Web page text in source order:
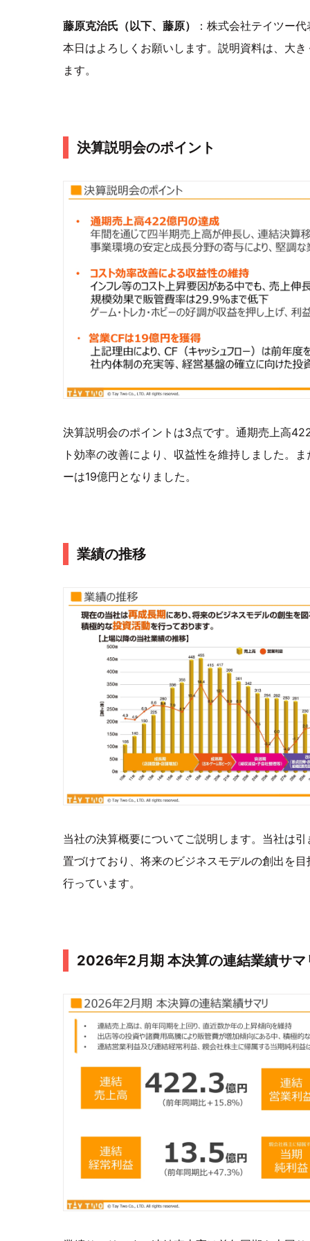
藤原克治氏（以下、藤原）
：株式会社テイツー
本日はよろしくお願いします。説明資料は、大
ます。
決算説明会のポイント
決算説明会のポイントは3点です。通期売上高
ト効率の改善により、収益性を維持しました。
ーは19億円となりました。
業績の推移
当社の決算概要についてご説明します。当社は
置づけており、将来のビジネスモデルの創出を
行っています。
2026年2月期 本決算の連結業績サマ